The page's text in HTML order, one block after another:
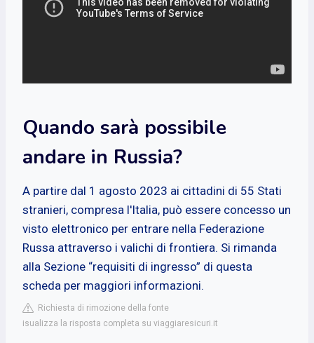
Quando sarà possibile
andare in Russia?
A partire dal 1 agosto 2023 ai cittadini di 55 Stati
stranieri, compresa l'Italia, può essere concesso un
visto elettronico per entrare nella Federazione
Russa attraverso i valichi di frontiera. Si rimanda
alla Sezione “requisiti di ingresso” di questa
scheda per maggiori informazioni.
Richiesta di rimozione della fonte
isualizza la risposta completa su viaggiaresicuri.it